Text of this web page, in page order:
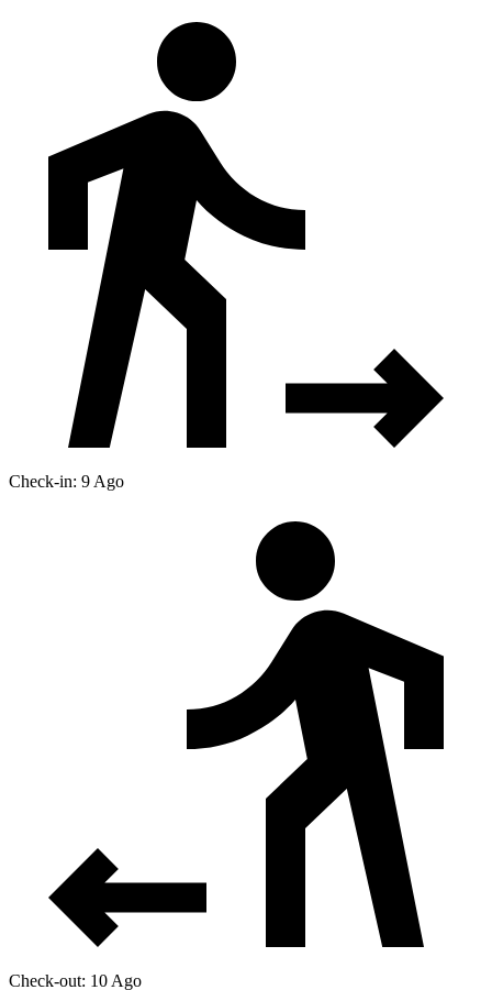
Check-in: 9 Ago
Check-out: 10 Ago